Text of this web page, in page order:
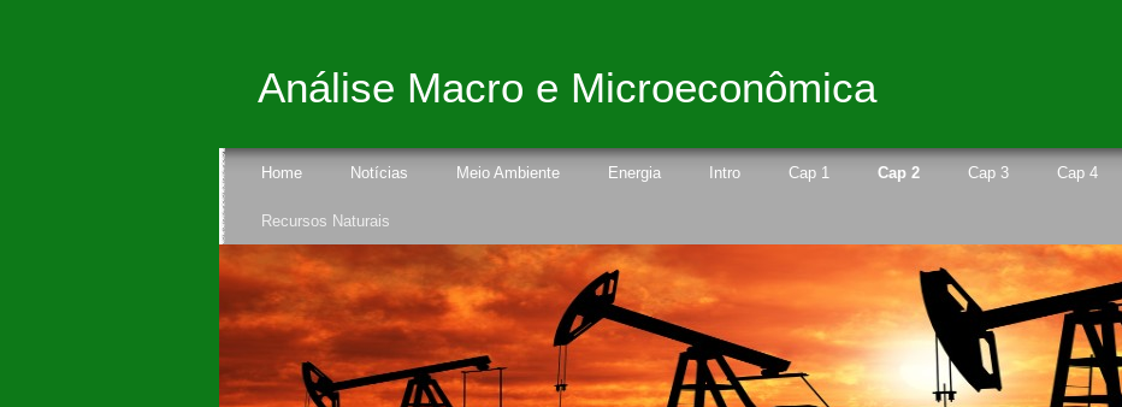
Análise Macro e Microeconômica
Home Notícias Meio Ambiente Energia Intro Cap 1 Cap 2 Cap 3 Cap 4
Recursos Naturais